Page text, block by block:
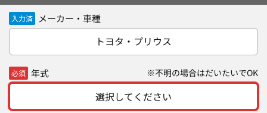
入力済 メーカー・車種
トヨタ・プリウス
必須 年式 ※不明の場合はだいたいでOK
選択してください